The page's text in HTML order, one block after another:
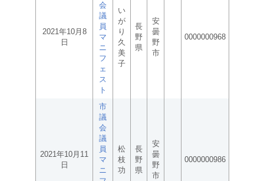
2021年10月8
日
会
議
員
マ
ニ
フ
ェ
ス
ト
い
が
り
久
美
子
長
野
県
安
曇
野
市
0000000968
2021年10月11
日
市
議
会
議
員
マ
ニ
松
枝
功
長
野
県
安
曇
野
市
0000000986